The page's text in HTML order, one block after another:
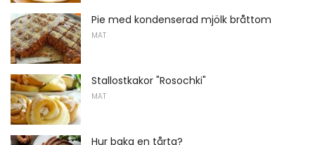
Pie med kondenserad mjölk bråttom
MAT
Stallostkakor "Rosochki"
MAT
Hur baka en tårta?